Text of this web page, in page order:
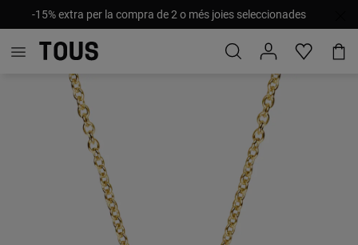
-15% extra per la compra de 2 o més joies seleccionades